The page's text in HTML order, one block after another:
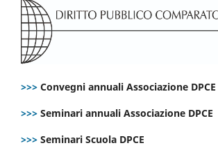
>>> Convegni annuali Associazione DPCE
>>> Seminari annuali Associazione DPCE
>>> Seminari Scuola DPCE